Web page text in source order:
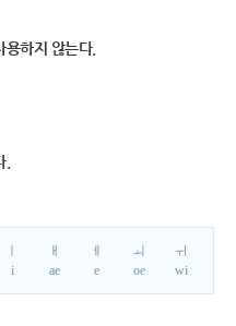
용하지 않는다.
.
i
ㅐ
ae
ㅔ
e
ㅚ
oe
ㅟ
wi